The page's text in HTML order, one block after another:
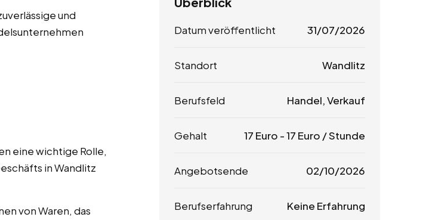
und
eine wichtige Rolle,
in Wandlitz
von Waren, das
Datum veröffentlicht 31/07/2026
Standort Wandlitz
Berufsfeld Handel, Verkauf
Gehalt 17 Euro -17 Euro / Stunde
Angebotsende 02/10/2026
Berufserfahrung Keine Erfahrung